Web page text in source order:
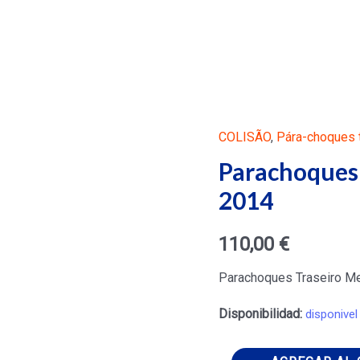
COLISÃO, Pára-choques
2014
110,00 €
Parachoques Traseiro
Disponibilidad: disponivel